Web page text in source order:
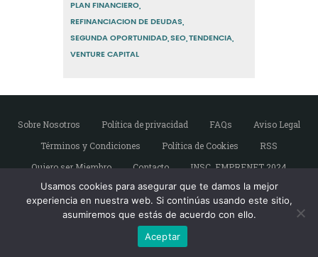
PLAN FINANCIERO
REFINANCIACION DE DEUDAS
SEGUNDA OPORTUNIDAD SEO TENDENCIA
VENTURE CAPITAL
Sobre Nosotros Política de privacidad FAQs
Aviso Legal
Términos y Condiciones
Política de Cookies
RSS
Quiero ser Miembro
Contacto INSC. EMPRENET 2024
Copyright © Emprendedores de Sevilla. Todos
los derechos reservados.
Usamos cookies para asegurar que te damos la mejor
experiencia en nuestra web. Si continúas usando este sitio,
asumiremos que estás de acuerdo con ello.
Aceptar